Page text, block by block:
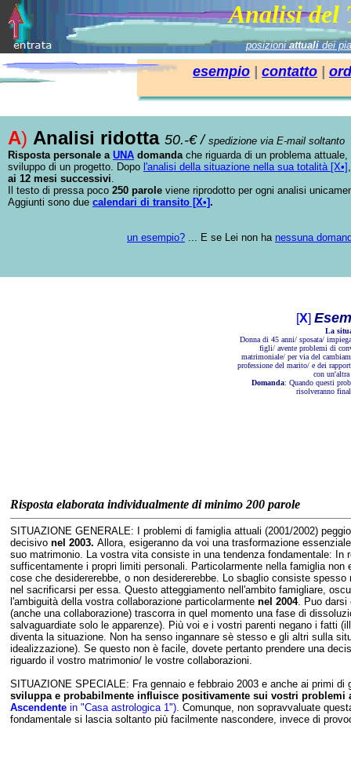
esempio contatto
posizioniattualidei
[X]
La
Donna di 45 anni/ sposata/
figli/ avente problemi di
matrimoniale/ per via del
professione del marito/ e dei
con
Domanda: Quando questi
risolveranno
A) Analisi ridotta 50.-€ / spedizione via E-mail soltanto
Risposta personale a UNA domanda che riguarda di un problema
sviluppo di un progetto. Dopo l'analisi della situazione nella sua totalità [X•]
ai 12 mesi successivi.
Il testo di pressa poco 250 parole viene riprodotto per ogni analisi
Aggiunti sono due calendari di transito [X•].
un esempio? ... E se Lei non ha nessuna
Risposta elaborata individualmente di minimo 200 parole
SITUAZIONE GENERALE: I problemi di famiglia attuali (2001/2002)
decisivo nel 2003. Allora, esigeranno da voi una trasformazione
suo matrimonio. La vostra vita consiste in una tendenza fondamentale: In
sufficentamente i propri limiti personali. Particolarmente nella famiglia non
cose che desidererebbe, o non desidererebbe. Lo sbaglio consiste
nel sacrificarsi per essa. Questo atteggiamento nell'ambito famigliare,
l'ambiguità della vostra collaborazione particolarmente nel 2004. Puo darsi
(anche una collaborazione) trascorra in quel momento una fase di
salvaguardiate solo le apparenze). Più voi e i vostri parenti negano i fatti
diventa la situazione. Non ha senso ingannare sè stesso e gli altri sulla
idealizzazione). Se questo non è facile, dovete pertanto prendere una
riguardo il vostro matrimonio/ le vostre collaborazioni.
SITUAZIONE SPECIALE: Fra gennaio e febbraio 2003 e anche ai primi di
sviluppa e probabilmente influisce positivamente sui vostri problemi
Ascendente in "Casa astrologica 1"). Comunque, non sopravvaluate
fondamentale si lascia soltanto più facilmente nascondere, invece di
Analisi del